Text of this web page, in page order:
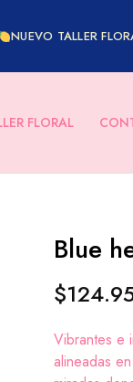
NUEVO TALLER
FLORAL
Blue
$
Vibrantes e
alineadas